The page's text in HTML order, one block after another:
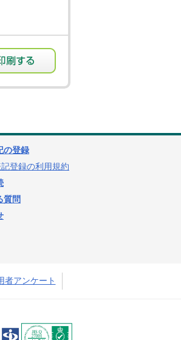
の登録
登録の利用規約
質問
者アンケート